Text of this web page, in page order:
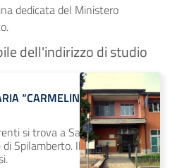
dedicata del Ministero
dell'indirizzo di studio
“CARMELINA TRENTI”
si trova a San Vito
Spilamberto. Il Plesso